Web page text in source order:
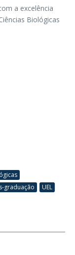
a excelência
Biológicas
graduação
UEL